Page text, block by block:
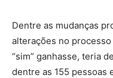
Dentre as mudanças
alterações no
“sim” ganhasse, teria
dentre as 155 pessoas